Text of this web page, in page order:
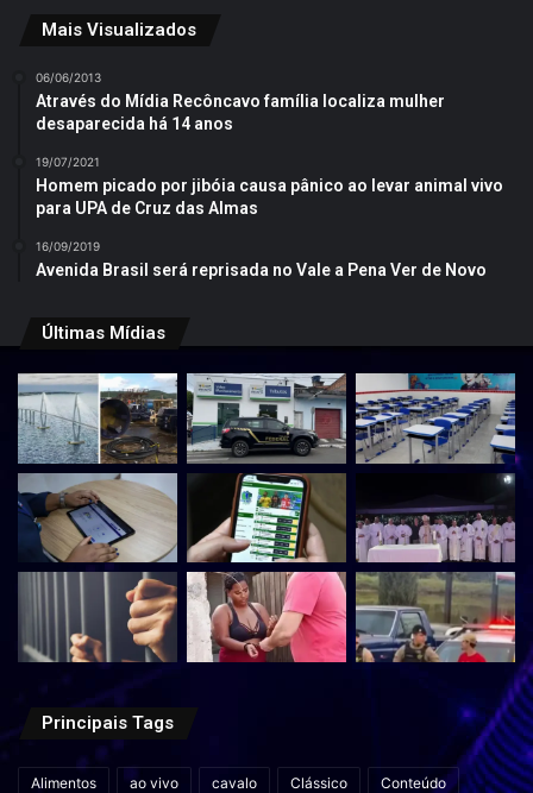
Mais Visualizados
06/06/2013
Através do Mídia Recôncavo família localiza mulher
desaparecida há 14 anos
19/07/2021
Homem picado por jibóia causa pânico ao levar animal vivo
para UPA de Cruz das Almas
16/09/2019
Avenida Brasil será reprisada no Vale a Pena Ver de Novo
Últimas Mídias
Principais Tags
Alimentos ao vivo cavalo Clássico Conteúdo